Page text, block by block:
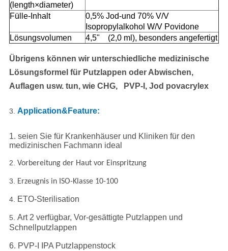
(length×diameter)
Fülle-Inhalt
0,5% Jod-und 70% V/V
Isopropylalkohol W/V Povidone
Lösungsvolumen
4,5" (2,0 ml), besonders angefertigt
Übrigens können wir unterschiedliche medizinische
Lösungsformel für Putzlappen oder Abwischen,
Auflagen usw. tun, wie CHG, PVP-I, Jod povacrylex
3. Application&Feature:
1. seien Sie für Krankenhäuser und Kliniken für den
medizinischen Fachmann ideal
2. Vorbereitungder Haut vor Einspritzung
3. Erzeugnis in ISO-Klasse 10-100
4. ETO-Sterilisation
5. Art 2 verfügbar, Vor-gesättigte Putzlappen und
Schnellputzlappen
6. PVP-I IPA Putzlappenstock